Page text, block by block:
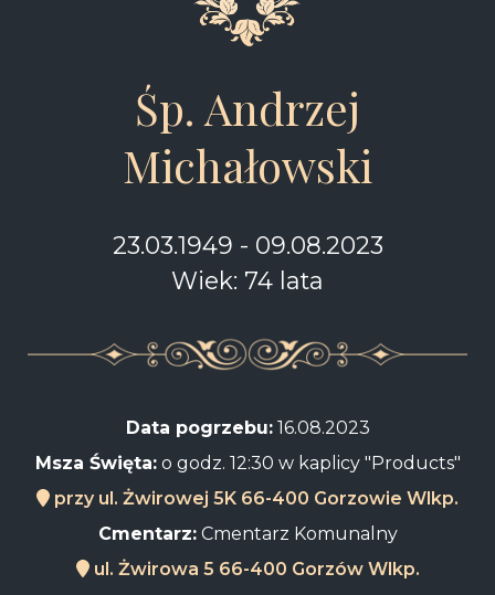
Śp. Andrzej
Michałowski
23.03.1949 - 09.08.2023
Wiek: 74 lata
Data pogrzebu:16.08.2023
Msza Święta:o godz. 12:30 w kaplicy "Products"
przy ul. Żwirowej 5K 66-400 Gorzowie Wlkp.
Cmentarz:Cmentarz Komunalny
ul. Żwirowa 5 66-400 Gorzów Wlkp.